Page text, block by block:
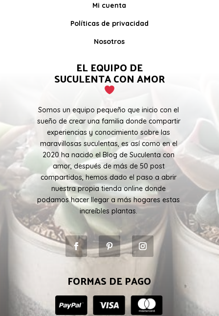
Mi cuenta
Políticas de privacidad
Nosotros
EL EQUIPO DE
SUCULENTA CON AMOR
Somos un equipo pequeño que inicio con el
sueño de crear una familia donde compartir
experiencias y conocimiento sobre las
maravillosas suculentas, es así como en el
2020 ha nacido el Blog de Suculenta con
amor, después de más de 50 post
compartidos, hemos dado el paso a abrir
nuestra propia tienda online donde
podamos hacer llegar a más hogares estas
increíbles plantas.
FORMAS DE PAGO